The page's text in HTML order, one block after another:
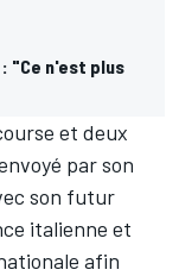
"Ce n'est plus
et deux
par son
son futur
italienne et
afin